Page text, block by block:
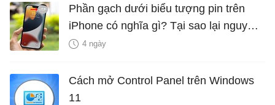
Phần gạch dưới biểu tượng pin trên
iPhone có nghĩa gì? Tại sao lại nguy
hiểm?
4 ngày
Cách mở Control Panel trên Windows
11